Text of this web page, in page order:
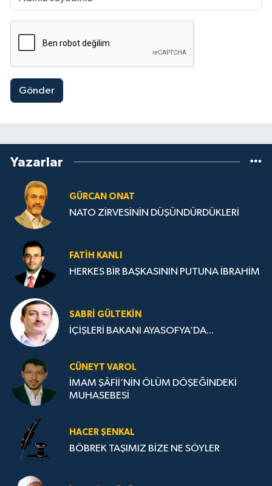
alanında çalışmalarına uzun bir müddet devem
Organizasyon Reklam ve Tanıtım Hizmetleri”,
firmasını kurarak alanında yaptığı çalışmalarla,
Kültür ve Turizm Bakanlığından yapımcı-
kurduğu İktisadi teşebbüs olan “Haberin
kanalı ile çalışmalarına Yapımcı-Yönetmen ve
ESERLERİ: 1- Şeyh Seyda Belgeseli/Ayyüzlü/ 2
3- Malatya Belgeseli/İl Geneli/6
Bölüm/Belgesel 4- Tarih ve Kayısı
sayıda Dernek/Vakıf tanıtım filmleri 7- Çeşitli
çok sayıda Belgesel Filmler 8- Çeşitli çok
sayıda Müzik Klipleri 9- Çeşitli çok sayıda
den oluşan belgesel çalışmaları devam ediyor.
Gönder
Yazarlar
GÜRCAN ONAT
NATO ZİRVESİNİN DÜŞÜNDÜRDÜKLERİ
FATIH KANLI
HERKES BİR BAŞKASININ PUTUNA İBRAHİM
SABRI GÜLTEKIN
İÇİŞLERİ BAKANI AYASOFYA’DA...
CÜNEYT VAROL
İMAM ŞÂFİİ’NİN ÖLÜM DÖŞEĞİNDEKİ
MUHASEBESİ
HACER ŞENKAL
BÖBREK TAŞIMIZ BİZE NE SÖYLER